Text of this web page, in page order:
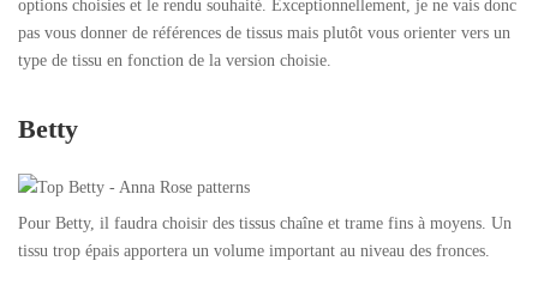
options choisies et le rendu souhaité. Exceptionnellement, je ne vais donc
pas vous donner de références de tissus mais plutôt vous orienter vers un
type de tissu en fonction de la version choisie.
Betty
Pour Betty, il faudra choisir des tissus chaîne et trame fins à moyens. Un
tissu trop épais apportera un volume important au niveau des fronces.